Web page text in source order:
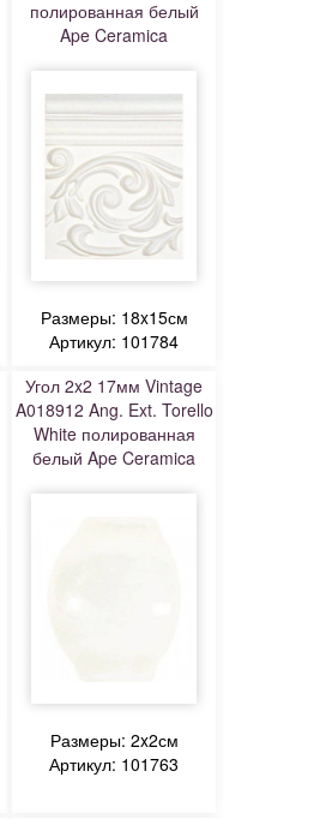
полированная белый
Ape Ceramica
Размеры: 18x15см
Артикул: 101784
Угол 2x2 17мм Vintage
A018912 Ang. Ext. Torello
White полированная
белый Ape Ceramica
Размеры: 2x2см
Артикул: 101763